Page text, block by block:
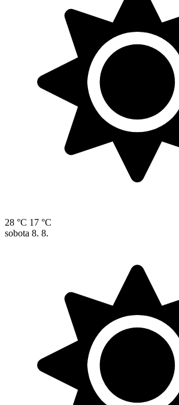
28 °C 17 °C
sobota 8. 8.